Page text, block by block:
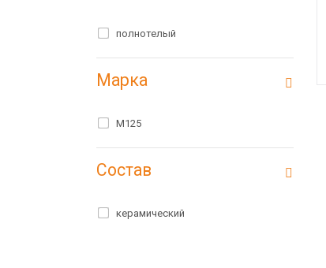
полнотелый
Марка
M125
Состав
керамический